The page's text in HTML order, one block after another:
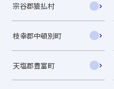
宗谷郡猿払村
枝幸郡中頓別町
天塩郡豊富町